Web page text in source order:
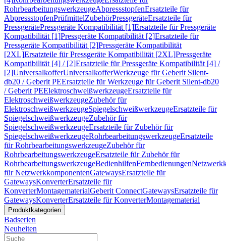
RohrbearbeitungswerkzeugeAbpressstopfenErsatzteile für
AbpressstopfenPrüfmittelZubehörPressgeräteErsatzteile für
PressgerätePressgeräte Kompatibilität [1]Ersatzteile für Pressgeräte
Kompatibilität [1]Pressgeräte Kompatibilität [2]Ersatzteile für
Pressgeräte Kompatibilität [2]Pressgeräte Kompatibilität
[2XL]Ersatzteile für Pressgeräte Kompatibilität [2XL]Pressgeräte
Kompatibilität [4] / [2]Ersatzteile für Pressgeräte Kompatibilität [4] /
[2]UniversalkofferUniversalkofferWerkzeuge für Geberit Silent-
db20 / Geberit PEErsatzteile für Werkzeuge für Geberit Silent-db20
/ Geberit PEElektroschweißwerkzeugeErsatzteile für
ElektroschweißwerkzeugeZubehör für
ElektroschweißwerkzeugeSpiegelschweißwerkzeugeErsatzteile für
SpiegelschweißwerkzeugeZubehör für
SpiegelschweißwerkzeugeErsatzteile für Zubehör für
SpiegelschweißwerkzeugeRohrbearbeitungswerkzeugeErsatzteile
für RohrbearbeitungswerkzeugeZubehör für
RohrbearbeitungswerkzeugeErsatzteile für Zubehör für
RohrbearbeitungswerkzeugeBedienhilfenFernbedienungen
für NetzwerkkomponentenGatewaysErsatzteile für
GatewaysKonverterErsatzteile für
KonverterMontagematerialGeberit ConnectGatewaysErsatzteile für
GatewaysKonverterErsatzteile für KonverterMontagematerial
Produktkategorien
Badserien
Neuheiten